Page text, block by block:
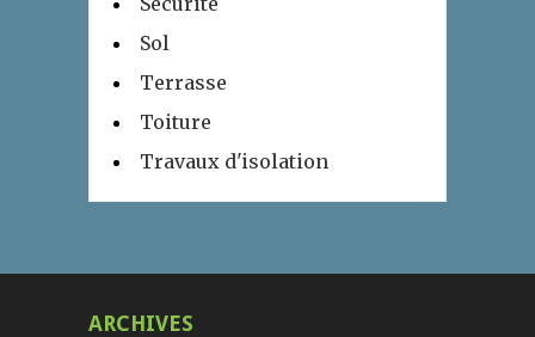
Sol
Terrasse
Toiture
Travaux d'isolation
ARCHIVES